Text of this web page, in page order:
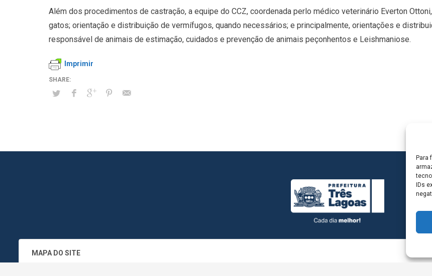
Para
IDs
Além dos procedimentos de castração, a equipe do CCZ, coordenada perlo médico veterinário Everton
gatos; orientação e distribuição de vermífugos, quando necessários; e principalmente, orientações e
responsável de animais de estimação, cuidados e prevenção de animais peçonhentos e Leishmaniose.
Imprimir
MAPA DO SITE